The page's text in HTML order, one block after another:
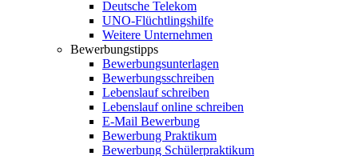
Deutsche Telekom
UNO-Flüchtlingshilfe
Weitere Unternehmen
Bewerbungstipps
Bewerbungsunterlagen
Bewerbungsschreiben
Lebenslauf schreiben
Lebenslauf online schreiben
E-Mail Bewerbung
Bewerbung Praktikum
Bewerbung Schülerpraktikum